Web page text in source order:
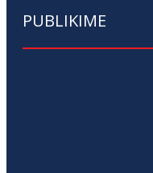
PUBLIKIME